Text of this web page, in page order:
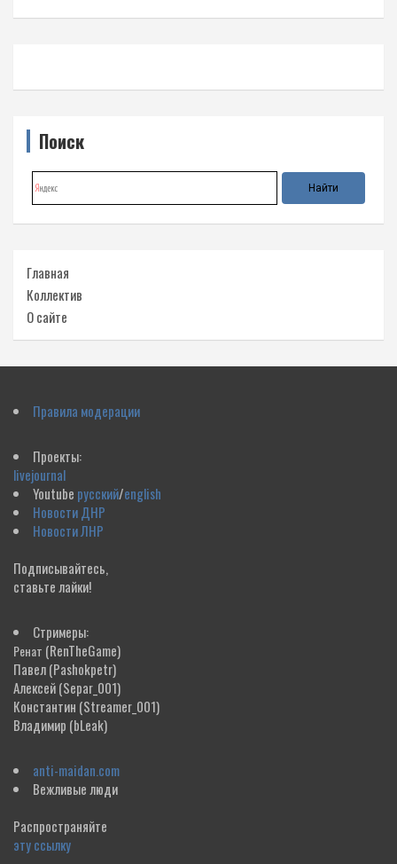
Поиск
Главная
Коллектив
О сайте
Правила модерации
Проекты:
livejournal
Youtube русский/english
Новости ДНР
Новости ЛНР
Подписывайтесь,
ставьте лайки!
Стримеры:
Ренат (RenTheGame)
Павел(Pashokpetr)
Алексей(Separ_001)
Константин (Streamer_001)
Владимир (bLeak)
anti-maidan.com
Вежливые люди
Распространяйте
эту ссылку